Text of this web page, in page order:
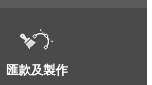
匯款及製作